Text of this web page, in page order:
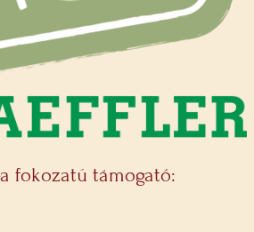
fokozatú támogató: